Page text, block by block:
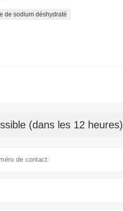
de sodium déshydraté
(dans les 12 heures)